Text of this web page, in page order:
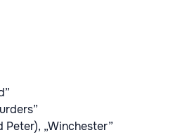
„Winchester”